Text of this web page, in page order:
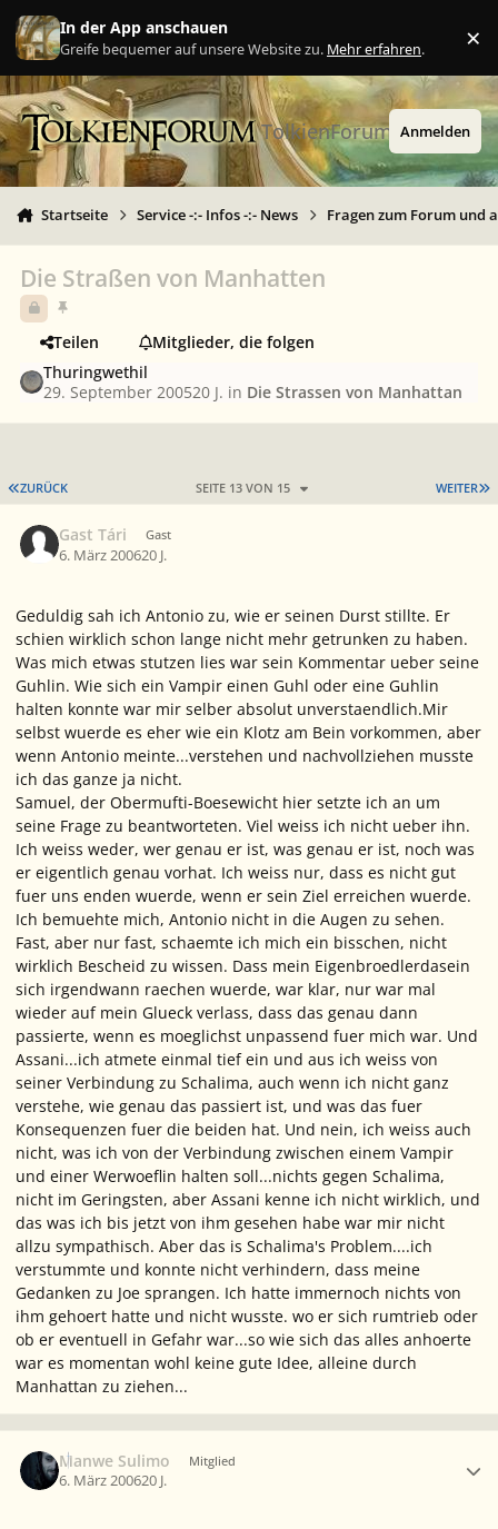
Zu Inhalt springen
In der App anschauen
Greife bequemer auf unsere Website zu. Mehr erfahren. ×
TolkienForum Anmelden
Startseite Service -:- Infos -:- News Fragen zum Forum und
Die Straßen von Manhatten
Teilen
Mitglieder, die folgen
Thuringwethil
29. September 200520 J. in Die Strassen von Manhattan
ERSTE SEITE
ZURÜCK WEITER
SEITE 13 VON 15
Gast Tári Gast
6. März 200620 J.
Geduldig sah ich Antonio zu, wie er seinen Durst stillte. Er
schien wirklich schon lange nicht mehr getrunken zu haben.
Was mich etwas stutzen lies war sein Kommentar ueber seine
Guhlin. Wie sich ein Vampir einen Guhl oder eine Guhlin
halten konnte war mir selber absolut unverstaendlich.Mir
selbst wuerde es eher wie ein Klotz am Bein vorkommen, aber
wenn Antonio meinte...verstehen und nachvollziehen musste
ich das ganze ja nicht.
Samuel, der Obermufti-Boesewicht hier setzte ich an um
seine Frage zu beantworteten. Viel weiss ich nicht ueber ihn.
Ich weiss weder, wer genau er ist, was genau er ist, noch was
er eigentlich genau vorhat. Ich weiss nur, dass es nicht gut
fuer uns enden wuerde, wenn er sein Ziel erreichen wuerde.
Ich bemuehte mich, Antonio nicht in die Augen zu sehen.
Fast, aber nur fast, schaemte ich mich ein bisschen, nicht
wirklich Bescheid zu wissen. Dass mein Eigenbroedlerdasein
sich irgendwann raechen wuerde, war klar, nur war mal
wieder auf mein Glueck verlass, dass das genau dann
passierte, wenn es moeglichst unpassend fuer mich war. Und
Assani...ich atmete einmal tief ein und aus ich weiss von
seiner Verbindung zu Schalima, auch wenn ich nicht ganz
verstehe, wie genau das passiert ist, und was das fuer
Konsequenzen fuer die beiden hat. Und nein, ich weiss auch
nicht, was ich von der Verbindung zwischen einem Vampir
und einer Werwoeflin halten soll...nichts gegen Schalima,
nicht im Geringsten, aber Assani kenne ich nicht wirklich, und
das was ich bis jetzt von ihm gesehen habe war mir nicht
allzu sympathisch. Aber das is Schalima's Problem....ich
verstummte und konnte nicht verhindern, dass meine
Gedanken zu Joe sprangen. Ich hatte immernoch nichts von
ihm gehoert hatte und nicht wusste. wo er sich rumtrieb oder
ob er eventuell in Gefahr war...so wie sich das alles anhoerte
war es momentan wohl keine gute Idee, alleine durch
Manhattan zu ziehen...
Manwe Sulimo Mitglied
6. März 200620 J.